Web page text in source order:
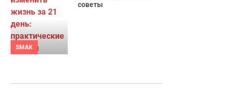
SMAK
советы